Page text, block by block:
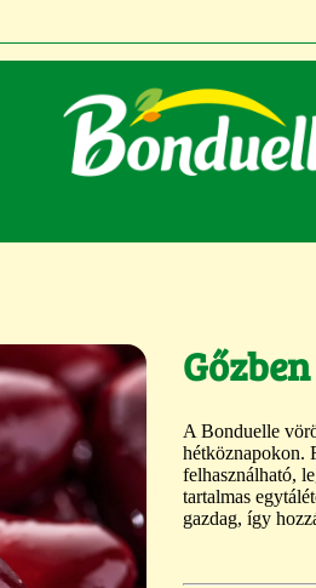
A Bonduelle
hétköznapokon.
felhasználható,
tartalmas
gazdag, így